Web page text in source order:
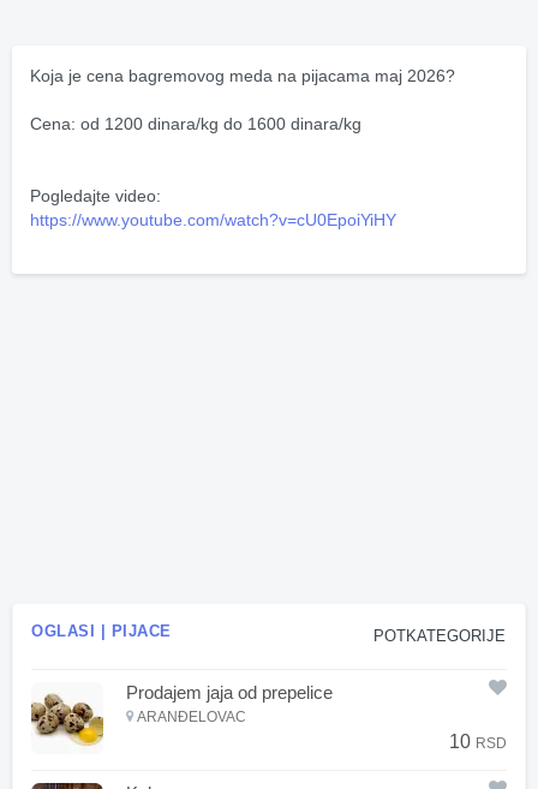
Koja je cena bagremovog meda na pijacama maj 2026?
Cena: od 1200 dinara/kg do 1600 dinara/kg
Pogledajte video:
https://www.youtube.com/watch?v=cU0EpoiYiHY
POTKATEGORIJE
OGLASI | PIJACE
Prodajem jaja od prepelice
ARANĐELOVAC
10 RSD